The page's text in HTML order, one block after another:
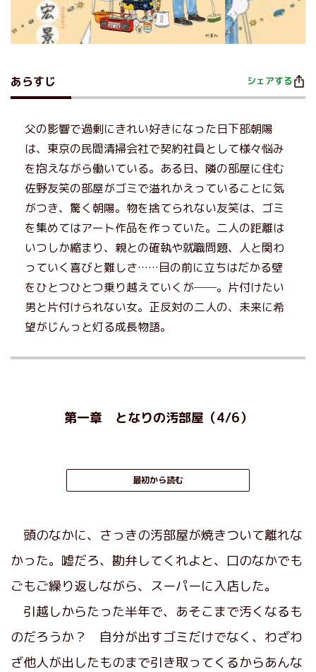
あらすじ シェアする
父の影響で過剰にきれい好きになった日下部朝陽
は、東京の民間清掃会社で契約社員として様々悩み
を抱えながら働いている。ある日、隣の部屋に住む
佐野友笑の部屋がゴミで溢れかえっていることに気
がつき、驚く朝陽。物を捨てられない友笑は、ゴミ
を集めてはアート作品を作っていた。二人の距離は
いつしか縮まり、親との確執や就職問題、人と関わ
っていく喜びと難しさ……目の前に立ちはだかる壁
をひとつひとつ乗り越えていくが──。片付けたい
男と片付けられない女。正反対の二人の、未来に希
望がじんっと灯る成長物語。
第一章 となりの汚部屋（4/6）
最初から読む
頭のなかに、さっきの汚部屋が焼きついて離れな
かった。嘘だろ、勘弁してくれよと、口のなかでも
ごもご繰り返しながら、スーパーに入店した。
引越しからたった半年で、あそこまで汚くなるも
のだろうか？ 自分が出すゴミだけでなく、わざわ
ざ他人が出したものまで引き取ってくるからあんな